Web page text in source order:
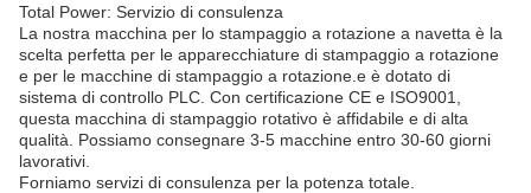
Total Power: Servizio di consulenza
La nostra macchina per lo stampaggio a rotazione a navetta è la
scelta perfetta per le apparecchiature di stampaggio a rotazione
e per le macchine di stampaggio a rotazione.e è dotato di
sistema di controllo PLC. Con certificazione CE e ISO9001,
questa macchina di stampaggio rotativo è affidabile e di alta
qualità. Possiamo consegnare 3-5 macchine entro 30-60 giorni
lavorativi.
Forniamo servizi di consulenza per la potenza totale.